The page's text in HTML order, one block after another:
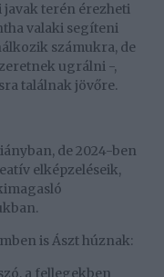
terén érezheti
valaki segíteni
számukra, de
ugrálni -,
találnak jövőre.
de 2024-ben
elképzeléseik,
is Ászt húznak:
a fellegekben